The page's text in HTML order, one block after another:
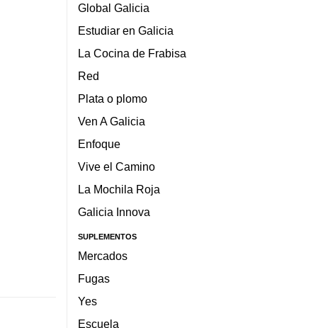
Global Galicia
Estudiar en Galicia
La Cocina de Frabisa
Red
Plata o plomo
Ven A Galicia
Enfoque
Vive el Camino
La Mochila Roja
Galicia Innova
SUPLEMENTOS
Mercados
Fugas
Yes
Escuela